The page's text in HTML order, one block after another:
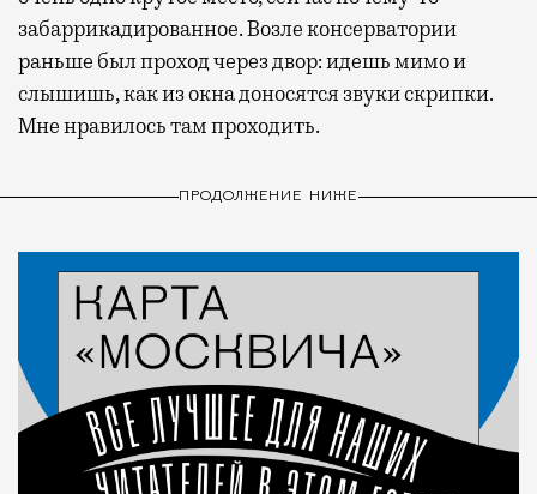
забаррикадированное. Возле консерватории
раньше был проход через двор: идешь мимо и
слышишь, как из окна доносятся звуки скрипки.
Мне нравилось там проходить.
ПРОДОЛЖЕНИЕ НИЖЕ